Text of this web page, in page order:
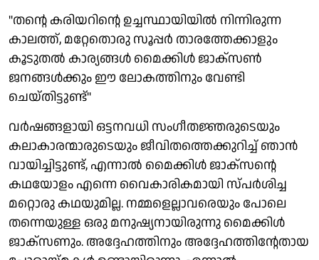
''തന്റെ കരിയറിന്റെ ഉച്ചസ്ഥായിയില്‍ നിന്നിരുന്ന
കാലത്ത്, മറ്റേതൊരു സൂപ്പര്‍ താരത്തേക്കാളും
കൂടുതല്‍ കാര്യങ്ങള്‍ മൈക്കിള്‍ ജാക്‌സണ്‍
ജനങ്ങള്‍ക്കും ഈ ലോകത്തിനും വേണ്ടി
ചെയ്തിട്ടുണ്ട്''
വര്‍ഷങ്ങളായി ഒട്ടനവധി സംഗീതജ്ഞരുടെയും
കലാകാരന്മാരുടെയും ജീവിതത്തെക്കുറിച്ച് ഞാന്‍
വായിച്ചിട്ടുണ്ട്, എന്നാല്‍ മൈക്കിള്‍ ജാക്‌സന്റെ
കഥയോളം എന്നെ വൈകാരികമായി സ്പര്‍ശിച്ച
മറ്റൊരു കഥയുമില്ല. നമ്മളെല്ലാവരെയും പോലെ
തന്നെയുള്ള ഒരു മനുഷ്യനായിരുന്നു മൈക്കിള്‍
ജാക്സണും. അദ്ദേഹത്തിനും അദ്ദേഹത്തിന്റേതായ